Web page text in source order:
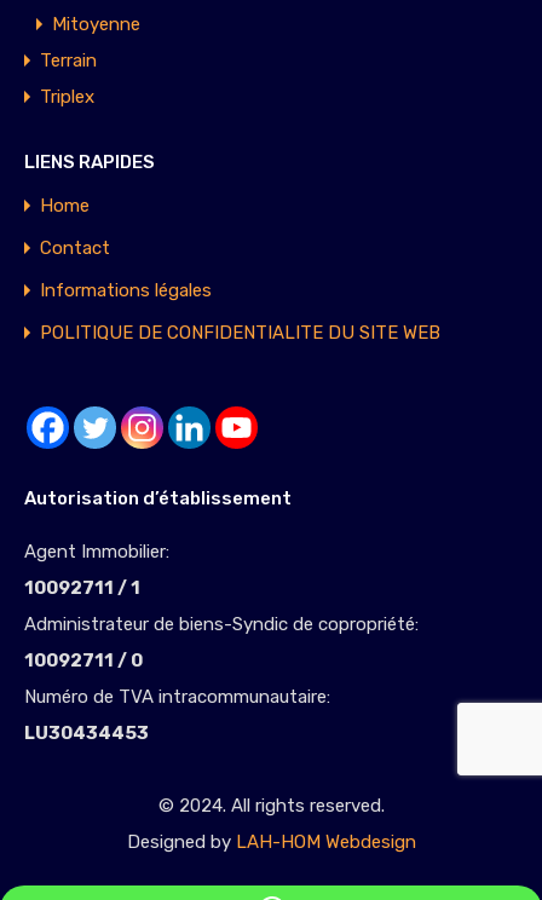
Mitoyenne
Terrain
Triplex
LIENS RAPIDES
Home
Contact
Informations légales
POLITIQUE DE CONFIDENTIALITE DU SITE WEB
Autorisation d’établissement
Agent Immobilier:
10092711 / 1
Administrateur de biens-Syndic de copropriété:
10092711 / 0
Numéro de TVA intracommunautaire:
LU30434453
© 2024. All rights reserved.
Designed by LAH-HOM Webdesign